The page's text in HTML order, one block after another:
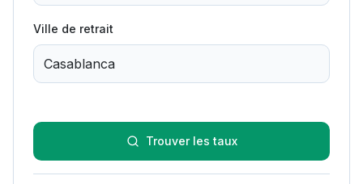
Ville de retrait
Trouver les taux